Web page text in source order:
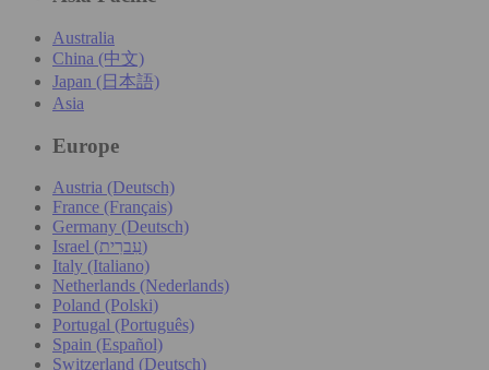
Australia
China (中文)
Japan (日本語)
Asia
Europe
Austria (Deutsch)
France (Français)
Germany (Deutsch)
Israel (עִברִית)
Italy (Italiano)
Netherlands (Nederlands)
Poland (Polski)
Portugal (Português)
Spain (Español)
Switzerland (Deutsch)